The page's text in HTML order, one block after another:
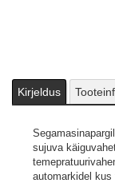
Kirjeldus
sujuva
automarkidel kus